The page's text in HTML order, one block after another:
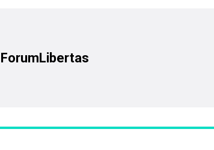
ForumLibertas